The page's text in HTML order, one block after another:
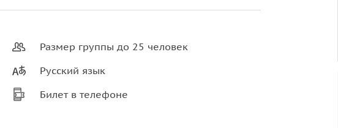
Размер группы до 25 человек
Русский язык
Билет в телефоне